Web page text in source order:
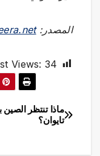
المصدر:
Views: 34
تصفّح
ماذا تنتظر
تايوان؟